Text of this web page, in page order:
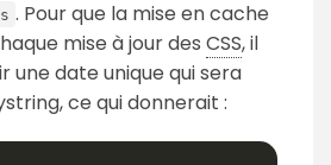
. Pour que la mise en cache
mise à jour des CSS, il
une date unique qui sera
ce qui donnerait :